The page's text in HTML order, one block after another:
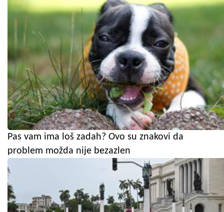
Pas vam ima loš zadah? Ovo su znakovi da
problem možda nije bezazlen